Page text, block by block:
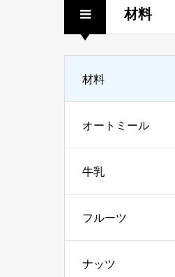
材料
材料
オートミール
牛乳
フルーツ
ナッツ